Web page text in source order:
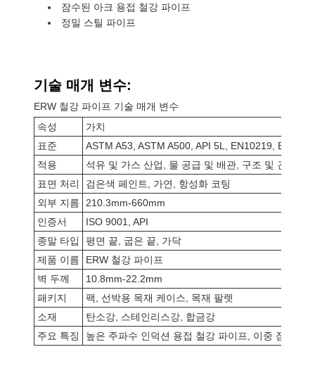
잠수된 아크 용접 철강 파이프
정밀 스틸 파이프
기술 매개 변수:
ERW 철강 파이프 기술 매개 변수
속성
가치
표준
ASTM A53, ASTM A500, API 5L, EN10219,
적용
석유 및 가스 산업, 물 공급 및 배관, 구조 및 건설
표면 처리
검은색 페인트, 가연, 항성화 코팅
외부 지름
210.3mm-660mm
인증서
ISO 9001, API
종말 타입
평면 끝, 굽은 끝, 가닥
제품 이름
ERW 철강 파이프
벽 두께
10.8mm-22.2mm
패키지
팩, 선박용 목재 케이스, 목재 팔렛
소재
탄소강, 스테인리스강, 합금강
주요 특징
높은 주파수 인덕션 용접 철강 파이프, 이중 잠수弧